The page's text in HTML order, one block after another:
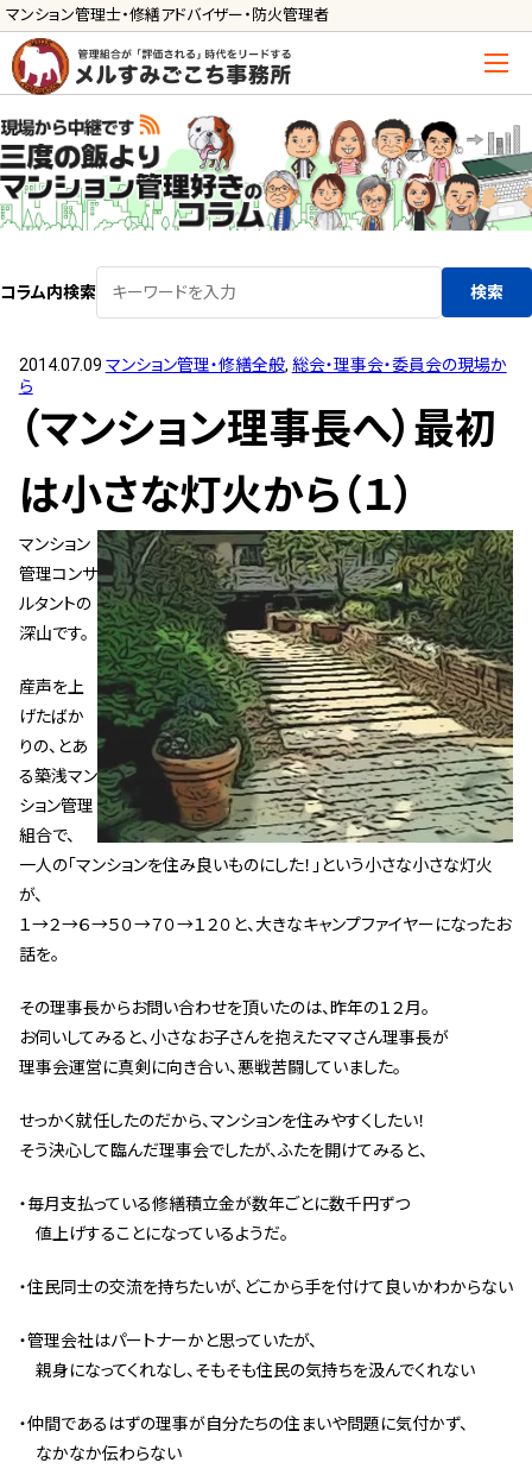
マンション管理士・修繕アドバイザー・防火管理者
コラム内検索 検索
2014.07.09 マンション管理・修繕全般, 総会・理事会・委員会の現場か
ら
（マンション理事長へ）最初
は小さな灯火から（１）
マンション
管理コンサ
ルタントの
深山です。
産声を上
げたばか
りの、とあ
る築浅マン
ション管理
組合で、
一人の「マンションを住み良いものにした！」という小さな小さな灯火
が、
１→２→６→５０→７０→１２０と、大きなキャンプファイヤーになったお
話を。
その理事長からお問い合わせを頂いたのは、昨年の１２月。
お伺いしてみると、小さなお子さんを抱えたママさん理事長が
理事会運営に真剣に向き合い、悪戦苦闘していました。
せっかく就任したのだから、マンションを住みやすくしたい！
そう決心して臨んだ理事会でしたが、ふたを開けてみると、
・毎月支払っている修繕積立金が数年ごとに数千円ずつ
値上げすることになっているようだ。
・住民同士の交流を持ちたいが、どこから手を付けて良いかわからない
・管理会社はパートナーかと思っていたが、
親身になってくれなし、そもそも住民の気持ちを汲んでくれない
・仲間であるはずの理事が自分たちの住まいや問題に気付かず、
なかなか伝わらない
管理士の活用方法
ご利用の流れ »
サービス一覧
管理組合運営
メルの理事会アドバイザー »
新人管理士顧問サービス
管理契約見直しドクター »
管理費カイゼン隊 »
建物・設備維持
長期修繕カウンセリングサービス »
大規模修繕のご意見番 »
メルの防火管理者
無料よろづ相談
代表挨拶 »
経営理念 »
よくあるご質問
コラム